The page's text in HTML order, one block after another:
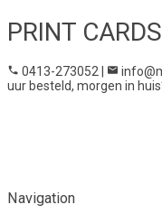
PRINT CARDS
0413-273052 |
uur besteld, morgen in
Navigation